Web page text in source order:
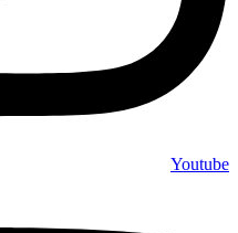
Youtube